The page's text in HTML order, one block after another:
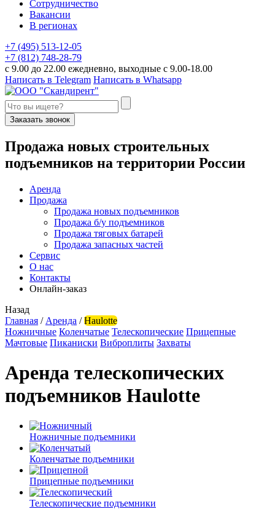
Сотрудничество
Вакансии
В регионах
+7 (495) 513-12-05
+7 (812) 748-28-79
с 9.00 до 22.00 ежедневно, выходные с 9.00-18.00
Написать в Telegram Написать в Whatsapp
Заказать звонок
Продажа новых строительных
подъемников на территории России
Аренда
Продажа
Продажа новых подъемников
Продажа б/у подъемников
Продажа тяговых батарей
Продажа запасных частей
Сервис
О нас
Контакты
Онлайн-заказ
Назад
Главная / Аренда / Haulotte
Ножничные Коленчатые Телескопические Прицепные
Мачтовые Пиканиски Виброплиты Захваты
Аренда телескопических
подъемников Haulotte
Ножничные подъемники
Коленчатые подъемники
Прицепные подъемники
Телескопические подъемники